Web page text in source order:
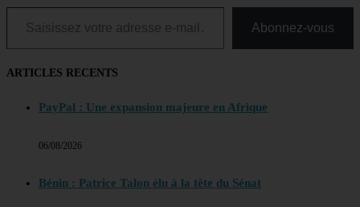
Saisissez votre adresse e-mail…
Abonnez-vous
ARTICLES RECENTS
PayPal : Une expansion majeure en Afrique
06/08/2026
Bénin : Patrice Talon élu à la tête du Sénat